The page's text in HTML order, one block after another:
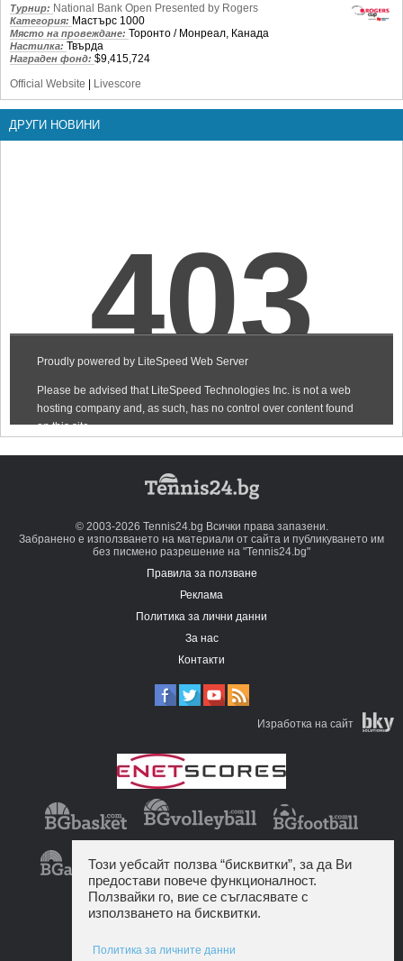
Турнир: National Bank Open Presented by Rogers
Категория: Мастърс 1000
Място на провеждане: Торонто / Монреал, Канада
Настилка: Твърда
Награден фонд: $9,415,724
Official Website | Livescore
ДРУГИ НОВИНИ
© 2003-2026 Tennis24.bg Всички права запазени.
Забранено е използването на материали от сайта и публикуването им
без писмено разрешение на "Tennis24.bg"
Правила за ползване
Реклама
Политика за лични данни
За нас
Контакти
Изработка на сайт
Този уебсайт ползва “бисквитки”, за да Ви
предостави повече функционалност.
Ползвайки го, вие се съгласявате с
използването на бисквитки.
Политика за личните данни